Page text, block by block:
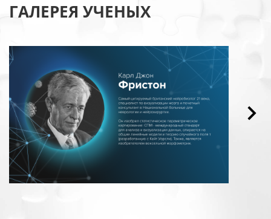
ГАЛЕРЕЯ УЧЕНЫХ